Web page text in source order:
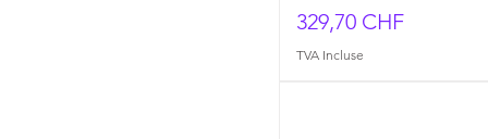
Prix
329,70 CHF
TVA Incluse